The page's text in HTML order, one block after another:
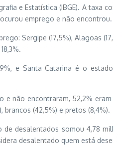
e Estatística (IBGE). A taxa
emprego e não encontrou.
Sergipe (17,5%), Alagoas
e Santa Catarina é o
não encontraram, 52,2%
(42,5%) e pretos (8,4%).
desalentados somou 4,78
desalentado quem está